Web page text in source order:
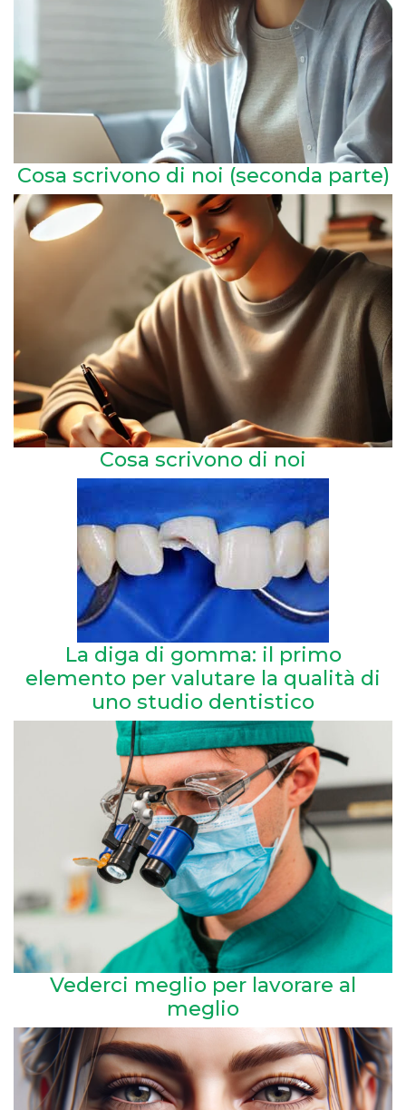
Cosa scrivono di noi (seconda parte)
Cosa scrivono di noi
La diga di gomma: il primo
elemento per valutare la qualità di
uno studio dentistico
Vederci meglio per lavorare al
meglio